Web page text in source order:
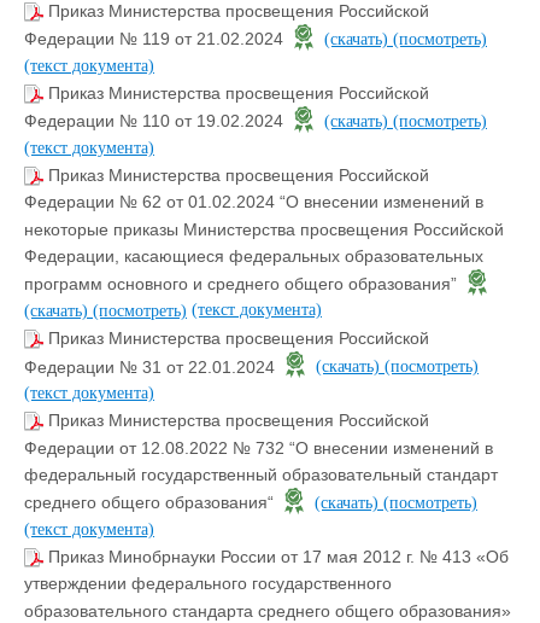
Приказ Министерства просвещения Российской
Федерации № 119 от 21.02.2024
(скачать) (посмотреть)
(текст документа)
Приказ Министерства просвещения Российской
Федерации № 110 от 19.02.2024
(скачать) (посмотреть)
(текст документа)
Приказ Министерства просвещения Российской
Федерации № 62 от 01.02.2024 “О внесении изменений в
некоторые приказы Министерства просвещения Российской
Федерации, касающиеся федеральных образовательных
программ основного и среднего общего образования”
(скачать) (посмотреть) (текст документа)
Приказ Министерства просвещения Российской
Федерации № 31 от 22.01.2024
(скачать) (посмотреть)
(текст документа)
Приказ Министерства просвещения Российской
Федерации от 12.08.2022 № 732 “О внесении изменений в
федеральный государственный образовательный стандарт
среднего общего образования“
(скачать) (посмотреть)
(текст документа)
Приказ Минобрнауки России от 17 мая 2012 г. № 413 «Об
утверждении федерального государственного
образовательного стандарта среднего общего образования»